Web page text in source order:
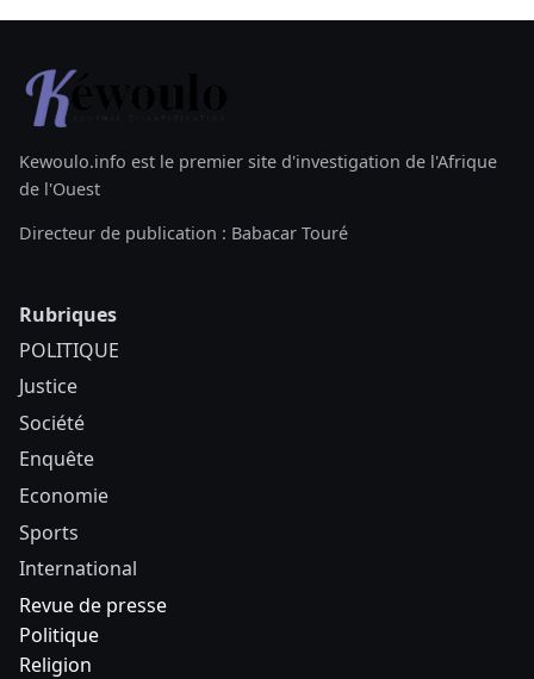
Kewoulo.info est le premier site d'investigation de l'Afrique
de l'Ouest
Directeur de publication : Babacar Touré
Rubriques
POLITIQUE
Justice
Société
Enquête
Economie
Sports
International
Revue de presse
Politique
Religion